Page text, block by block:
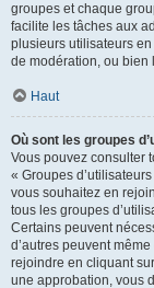
groupes et chaque
facilite les tâches aux
plusieurs utilisateurs
de modération, ou bien
Haut
Où sont les groupes
Vous pouvez consulter
« Groupes
vous souhaitez en
tous les groupes
Certains peuvent
d’autres peuvent
rejoindre en cliquant
une approbation, vous